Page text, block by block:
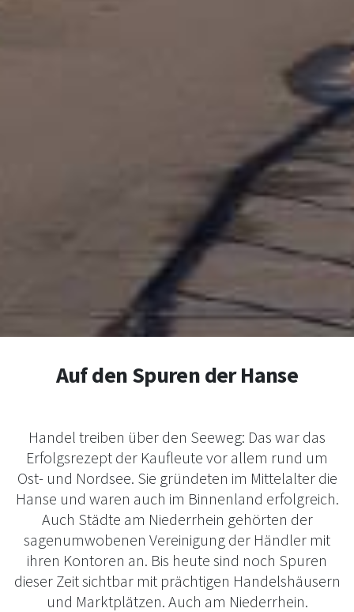
Auf den Spuren der Hanse
Handel treiben über den Seeweg: Das war das
Erfolgsrezept der Kaufleute vor allem rund um
Ost- und Nordsee. Sie gründeten im Mittelalter die
Hanse und waren auch im Binnenland erfolgreich.
Auch Städte am Niederrhein gehörten der
sagenumwobenen Vereinigung der Händler mit
ihren Kontoren an. Bis heute sind noch Spuren
dieser Zeit sichtbar mit prächtigen Handelshäusern
und Marktplätzen. Auch am Niederrhein.